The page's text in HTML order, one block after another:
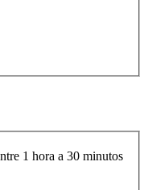
1 hora a 30 minutos